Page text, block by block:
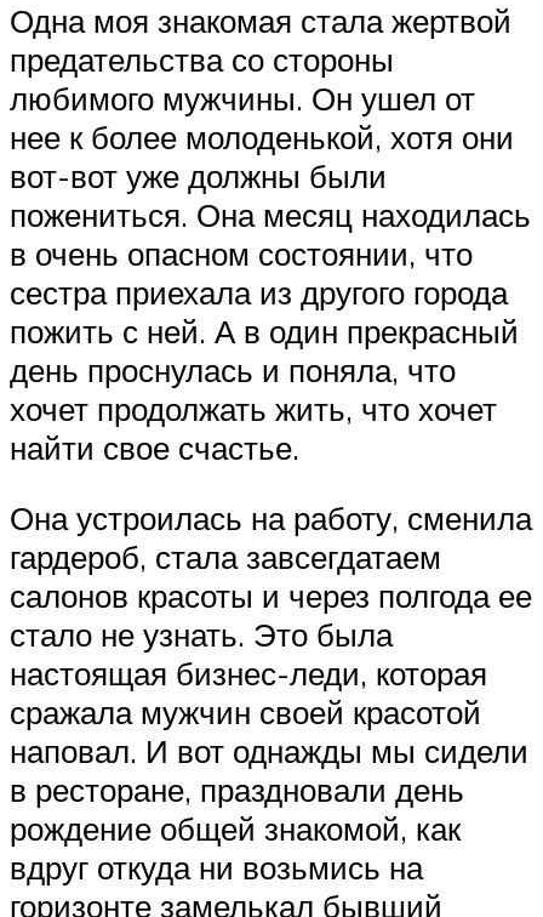
Одна моя знакомая стала жертвой
предательства со стороны
любимого мужчины. Он ушел от
нее к более молоденькой, хотя они
вот-вот уже должны были
пожениться. Она месяц находилась
в очень опасном состоянии, что
сестра приехала из другого города
пожить с ней. А в один прекрасный
день проснулась и поняла, что
хочет продолжать жить, что хочет
найти свое счастье.
Она устроилась на работу, сменила
гардероб, стала завсегдатаем
салонов красоты и через полгода ее
стало не узнать. Это была
настоящая бизнес-леди, которая
сражала мужчин своей красотой
наповал. И вот однажды мы сидели
в ресторане, праздновали день
рождение общей знакомой, как
вдруг откуда ни возьмись на
горизонте замелькал бывший